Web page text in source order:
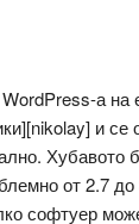
а
и се
Хубавото
от 2.7
софтуер